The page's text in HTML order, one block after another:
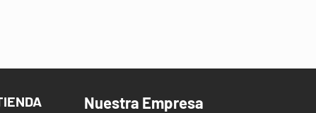
variantes.
opciones
variantes.
opciones
Nuestra Empresa